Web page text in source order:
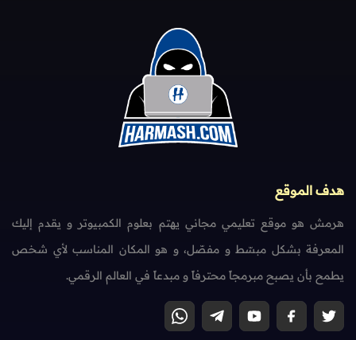
هدف الموقع
هرمش هو موقع تعليمي مجاني يهتم بعلوم الكمبيوتر و يقدم إليك
المعرفة بشكل مبسّط و مفصّل، و هو المكان المناسب لأي شخص
يطمح بأن يصبح مبرمجاً محترفاً و مبدعاً في العالم الرقمي.